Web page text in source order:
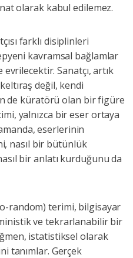
olarak kabul edilemez.
farklı disiplinleri
kavramsal bağlamlar
Sanatçı, artık
değil, kendi
de küratörü olan bir figüre
yalnızca bir eser ortaya
eserlerinin
nasıl bir bütünlük
bir anlatı kurduğunu da
random) terimi, bilgisayar
ve tekrarlanabilir bir
istatistiksel olarak
tanımlar. Gerçek